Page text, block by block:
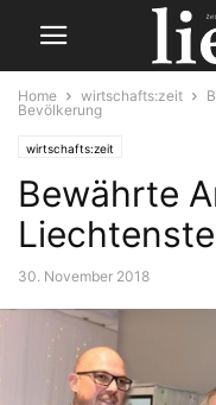
Home wirtschafts:zeit
Bevölkerung
wirtschafts:zeit
Bewährte
30. November 2018